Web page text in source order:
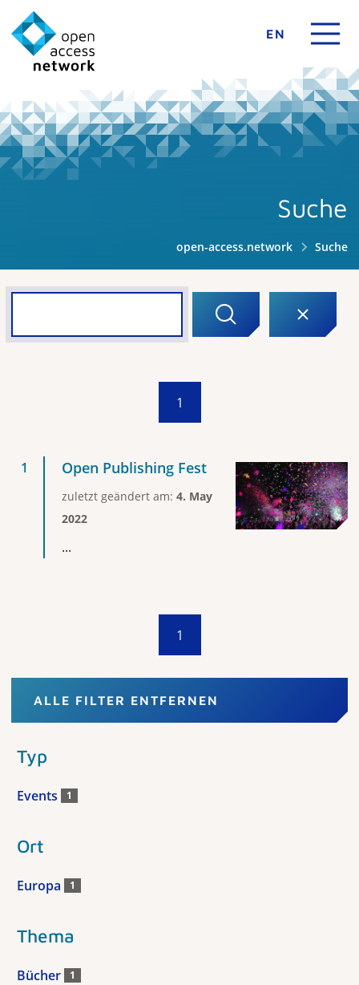
EN
Suche
open-access.network Suche
1
Open Publishing Fest
zuletzt geändert am: 4. May
2022
...
1
ALLE FILTER ENTFERNEN
Typ
Events 1
Ort
Europa 1
Thema
Bücher 1